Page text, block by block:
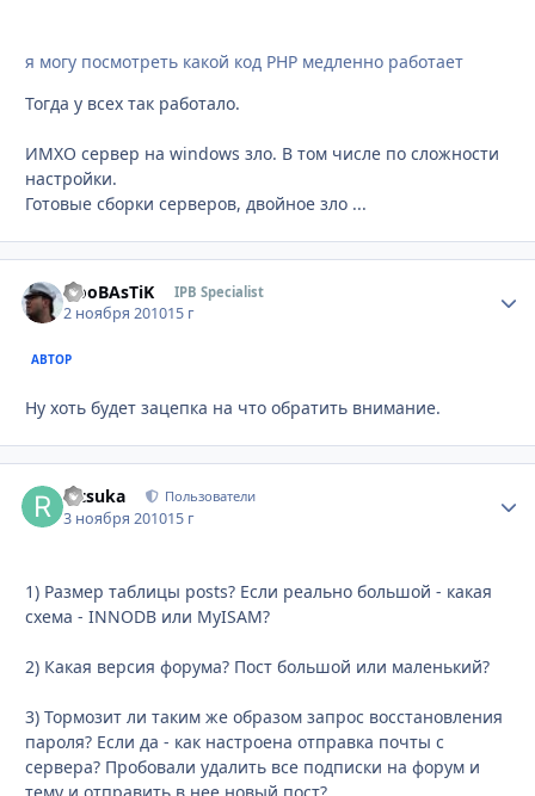
я могу посмотреть какой код PHP медленно работает
Тогда у всех так работало.
ИМХО сервер на windows зло. В том числе по сложности
настройки.
Готовые сборки серверов, двойное зло ...
NooBAsTiK IPB Specialist
2 ноября 201015 г
АВТОР
Ну хоть будет зацепка на что обратить внимание.
Ritsuka Пользователи
3 ноября 201015 г
1) Размер таблицы posts? Если реально большой - какая
схема - INNODB или MyISAM?
2) Какая версия форума? Пост большой или маленький?
3) Тормозит ли таким же образом запрос восстановления
пароля? Если да - как настроена отправка почты с
сервера? Пробовали удалить все подписки на форум и